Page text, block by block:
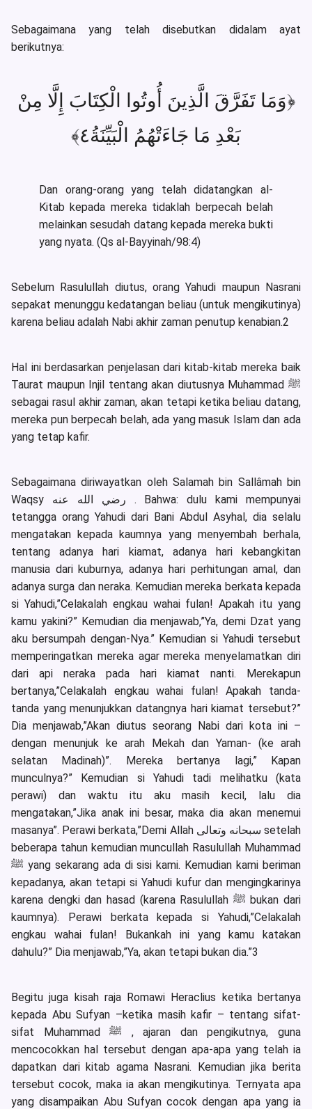
Sebagaimana yang telah disebutkan didalam ayat
berikutnya:
﴿وَمَا تَفَرَّقَ الَّذِينَ أُوتُوا الْكِتَابَ إِلَّا مِنْ
بَعْدِ مَا جَاءَتْهُمُ الْبَيِّنَةُ٤﴾
Dan orang-orang yang telah didatangkan al-
Kitab kepada mereka tidaklah berpecah belah
melainkan sesudah datang kepada mereka bukti
yang nyata. (Qs al-Bayyinah/98:4)
Sebelum Rasulullah diutus, orang Yahudi maupun Nasrani
sepakat menunggu kedatangan beliau (untuk mengikutinya)
karena beliau adalah Nabi akhir zaman penutup kenabian.2
Hal ini berdasarkan penjelasan dari kitab-kitab mereka baik
Taurat maupun Injil tentang akan diutusnya Muhammad ﷺ
sebagai rasul akhir zaman, akan tetapi ketika beliau datang,
mereka pun berpecah belah, ada yang masuk Islam dan ada
yang tetap kafir.
Sebagaimana diriwayatkan oleh Salamah bin Sallâmah bin
Waqsy رضي الله عنه . Bahwa: dulu kami mempunyai
tetangga orang Yahudi dari Bani Abdul Asyhal, dia selalu
mengatakan kepada kaumnya yang menyembah berhala,
tentang adanya hari kiamat, adanya hari kebangkitan
manusia dari kuburnya, adanya hari perhitungan amal, dan
adanya surga dan neraka. Kemudian mereka berkata kepada
si Yahudi,”Celakalah engkau wahai fulan! Apakah itu yang
kamu yakini?” Kemudian dia menjawab,”Ya, demi Dzat yang
aku bersumpah dengan-Nya.” Kemudian si Yahudi tersebut
memperingatkan mereka agar mereka menyelamatkan diri
dari api neraka pada hari kiamat nanti. Merekapun
bertanya,”Celakalah engkau wahai fulan! Apakah tanda-
tanda yang menunjukkan datangnya hari kiamat tersebut?”
Dia menjawab,”Akan diutus seorang Nabi dari kota ini –
dengan menunjuk ke arah Mekah dan Yaman- (ke arah
selatan Madinah)”. Mereka bertanya lagi,” Kapan
munculnya?” Kemudian si Yahudi tadi melihatku (kata
perawi) dan waktu itu aku masih kecil, lalu dia
mengatakan,”Jika anak ini besar, maka dia akan menemui
masanya”. Perawi berkata,”Demi Allah سبحانه وتعالى setelah
beberapa tahun kemudian muncullah Rasulullah Muhammad
ﷺ yang sekarang ada di sisi kami. Kemudian kami beriman
kepadanya, akan tetapi si Yahudi kufur dan mengingkarinya
karena dengki dan hasad (karena Rasulullah ﷺ bukan dari
kaumnya). Perawi berkata kepada si Yahudi,”Celakalah
engkau wahai fulan! Bukankah ini yang kamu katakan
dahulu?” Dia menjawab,”Ya, akan tetapi bukan dia.”3
Begitu juga kisah raja Romawi Heraclius ketika bertanya
kepada Abu Sufyan –ketika masih kafir – tentang sifat-
sifat Muhammad ﷺ , ajaran dan pengikutnya, guna
mencocokkan hal tersebut dengan apa-apa yang telah ia
dapatkan dari kitab agama Nasrani. Kemudian jika berita
tersebut cocok, maka ia akan mengikutinya. Ternyata apa
yang disampaikan Abu Sufyan cocok dengan apa yang ia